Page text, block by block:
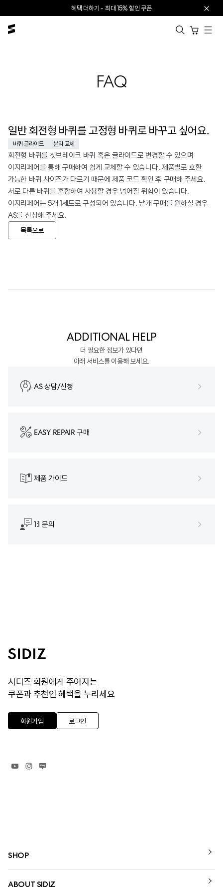
혜택 더하기 - 최대 15% 할인 쿠폰
카트 열기
FAQ
일반 회전형 바퀴를 고정형 바퀴로 바꾸고 싶어요.
바퀴·글라이드 분리·교체
목록으로
ADDITIONAL HELP
더 필요한 정보가 있다면
아래 서비스를 이용해 보세요.
AS 상담/신청
EASY REPAIR 구매
제품 가이드
1:1 문의
시디즈 회원에게 주어지는
쿠폰과 추천인 혜택을 누리세요
회원가입 로그인
SHOP
ABOUT SIDIZ